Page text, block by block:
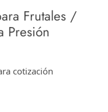
Frutales /
Presión
cotización